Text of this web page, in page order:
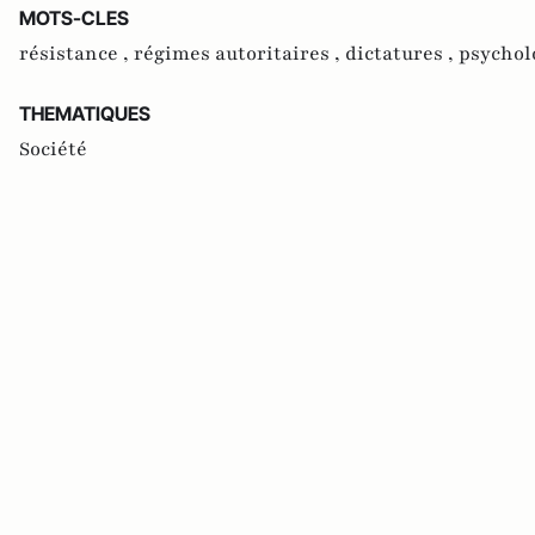
MOTS-CLES
résistance , régimes autoritaires , dictatures ,
THEMATIQUES
Société